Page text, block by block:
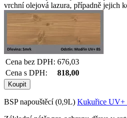
vrchní olejová lazura, případně jejich
Cena bez DPH: 676,03
Cena s DPH:
818,00
BSP napouštěcí (0,9L) Kukuřice UV+